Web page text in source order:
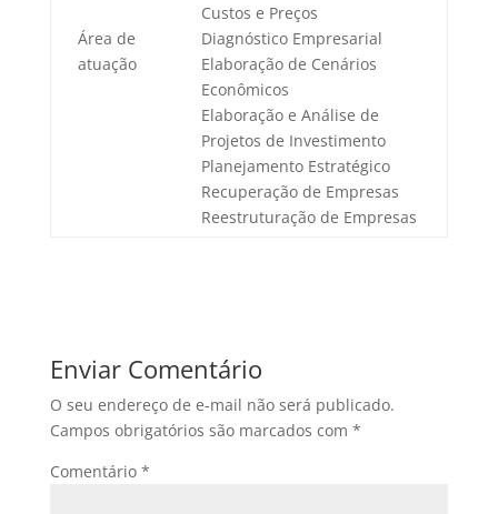
Área de
atuação
Custos e Preços
Diagnóstico Empresarial
Elaboração de Cenários
Econômicos
Elaboração e Análise de
Projetos de Investimento
Planejamento Estratégico
Recuperação de Empresas
Reestruturação de Empresas
Enviar Comentário
O seu endereço de e-mail não será publicado.
Campos obrigatórios são marcados com *
Comentário *